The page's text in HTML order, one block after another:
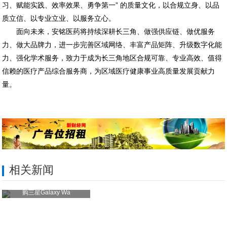
习、赋能实践、效率效果、勇争第一” 的质量文化，以合规立身、以品
质立信、以专业立业、以服务立心。
面向未来，安铭医药将持续深耕长三角、做强供应链、做优服务
力、做大品牌力，进一步完善区域网络、丰富产品矩阵、升级数字化能
力、强化学术服务，致力于成为长三角地区合规可靠、专业高效、值得
信赖的医疗产品综合服务商，为区域医疗健康事业高质量发展贡献力
量。
相关新闻
购三星Galaxy Wa